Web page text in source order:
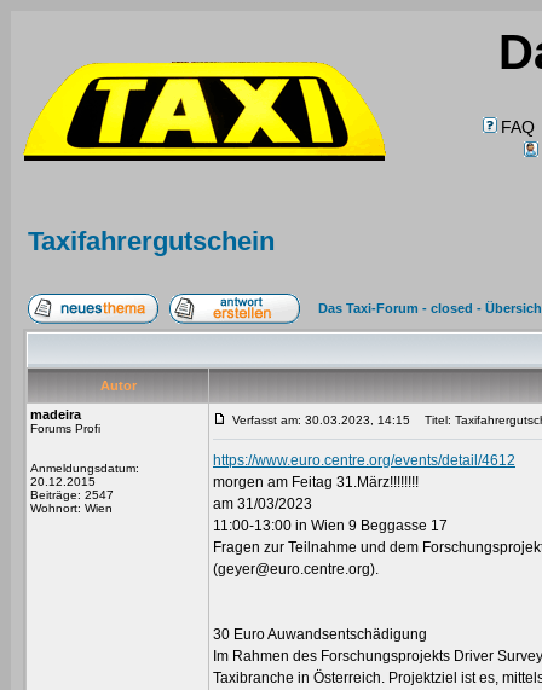
FAQ
Taxifahrergutschein
Das Taxi-Forum - closed -
Autor
madeira
Forums Profi
Anmeldungsdatum:
20.12.2015
Beiträge: 2547
Wohnort: Wien
Verfasst am: 30.03.2023, 14:15 Titel:
https://www.euro.centre.org/events/detail/4612
morgen am Feitag 31.März!!!!!!!!
am 31/03/2023
11:00-13:00 in Wien 9 Beggasse 17
Fragen zur Teilnahme und dem
(geyer@euro.centre.org).
30 Euro Auwandsentschädigung
Im Rahmen des Forschungsprojekts Driver
Taxibranche in Österreich. Projektziel ist es,